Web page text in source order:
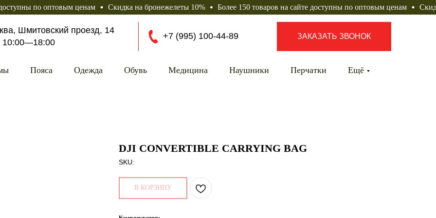
по оптовым ценам Скидка на бронежелеты 10% Более 150 товаров на сайте доступны по оптовым ценам Скидка на
Шмитовский проезд, 14
10:00—18:00
ЗАКАЗАТЬ ЗВОНОК
+7 (995) 100-44-89
Пояса Одежда Обувь Медицина Наушники Перчатки Ещё
DJI CONVERTIBLE CARRYING BAG
SKU:
В КОРЗИНУ